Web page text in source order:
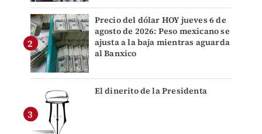
Precio del dólar HOY jueves 6 de
agosto de 2026: Peso mexicano se
ajusta a la baja mientras aguarda
al Banxico
El dinerito de la Presidenta